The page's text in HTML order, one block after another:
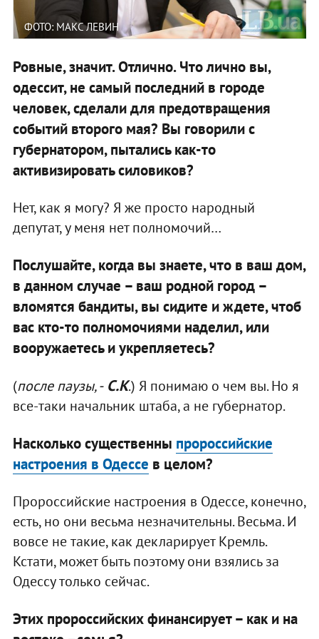
ФОТО: МАКС ЛЕВИН
Ровные, значит. Отлично. Что лично вы,
одессит, не самый последний в городе
человек, сделали для предотвращения
событий второго мая? Вы говорили с
губернатором, пытались как-то
активизировать силовиков?
Нет, как я могу? Я же просто народный
депутат, у меня нет полномочий…
Послушайте, когда вы знаете, что в ваш дом,
в данном случае – ваш родной город –
вломятся бандиты, вы сидите и ждете, чтоб
вас кто-то полномочиями наделил, или
вооружаетесь и укрепляетесь?
(после паузы, - С.К.) Я понимаю о чем вы. Но я
все-таки начальник штаба, а не губернатор.
Насколько существенны пророссийские
настроения в Одессе в целом?
Пророссийские настроения в Одессе, конечно,
есть, но они весьма незначительны. Весьма. И
вовсе не такие, как декларирует Кремль.
Кстати, может быть поэтому они взялись за
Одессу только сейчас.
Этих пророссийских финансирует – как и на